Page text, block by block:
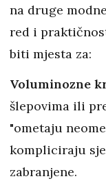
na druge
red i
biti mjesta za:
Voluminozne
šlepovima ili
"ometaju
kompliciraju
zabranjene.